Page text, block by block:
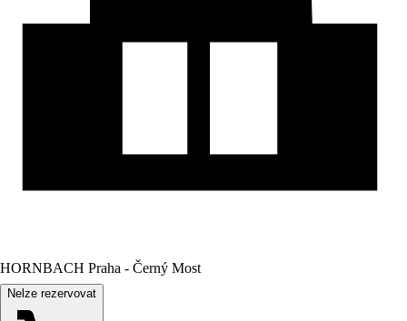
HORNBACH Praha - Černý Most
Nelze rezervovat